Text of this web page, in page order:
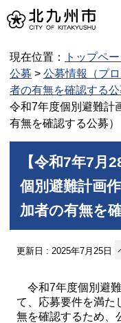
現在位置： トップペ
公募 > 公募情報（プ
者の有無を確認する公
令和7年度個別避難計
有無を確認する公募）
【令和7年7月
個別避難計画
加者の有無を
更新日 : 2025年7月25日
令和7年度個別避
て、応募要件を満た
無を確認するため、